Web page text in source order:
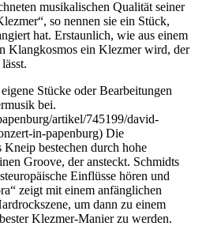
musikalischen Qualität seiner
so nennen sie ein Stück,
hat. Erstaunlich, wie aus einem
Klangkosmos ein Klezmer wird, der
Stücke oder Bearbeitungen
bei.
artikel/745199/david-
in-papenburg) Die
bestechen durch hohe
Groove, der ansteckt. Schmidts
Einflüsse hören und
zeigt mit einem anfänglichen
um dann zu einem
Klezmer-Manier zu werden.